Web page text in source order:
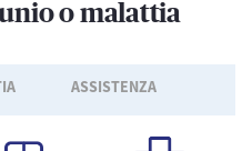
o malattia
ASSISTENZA